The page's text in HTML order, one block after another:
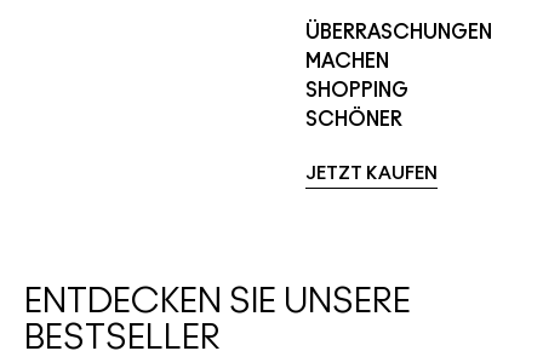
ÜBERRASCHUNGEN
MACHEN
SHOPPING
SCHÖNER
JETZT KAUFEN
ENTDECKEN SIE UNSERE
BESTSELLER